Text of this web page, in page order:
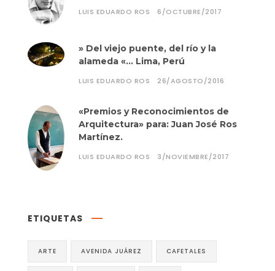
LUIS EDUARDO ROS 6/OCTUBRE/2017
» Del viejo puente, del río y la
alameda «… Lima, Perú
LUIS EDUARDO ROS 26/AGOSTO/2016
«Premios y Reconocimientos de
Arquitectura» para: Juan José Ros
Martínez.
LUIS EDUARDO ROS 3/NOVIEMBRE/2017
ETIQUETAS
ARTE AVENIDA JUÁREZ CAFETALES